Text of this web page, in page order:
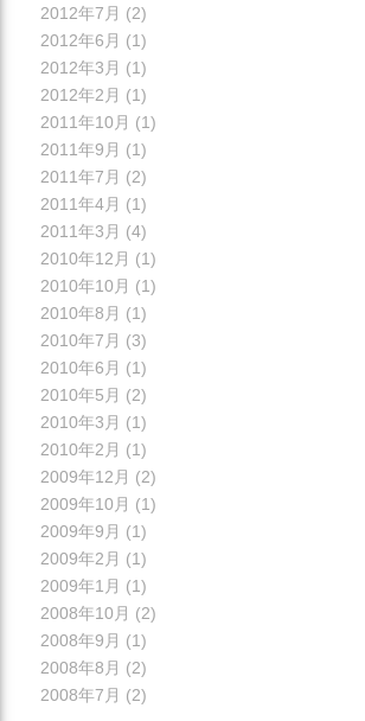
2012年7月 (2)
2012年6月 (1)
2012年3月 (1)
2012年2月 (1)
2011年10月 (1)
2011年9月 (1)
2011年7月 (2)
2011年4月 (1)
2011年3月 (4)
2010年12月 (1)
2010年10月 (1)
2010年8月 (1)
2010年7月 (3)
2010年6月 (1)
2010年5月 (2)
2010年3月 (1)
2010年2月 (1)
2009年12月 (2)
2009年10月 (1)
2009年9月 (1)
2009年2月 (1)
2009年1月 (1)
2008年10月 (2)
2008年9月 (1)
2008年8月 (2)
2008年7月 (2)